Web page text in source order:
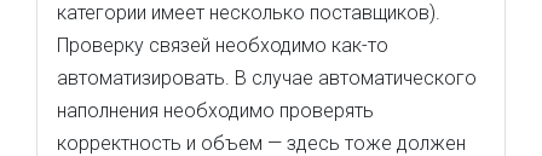
категории имеет несколько поставщиков).
Проверку связей необходимо как-то
автоматизировать. В случае автоматического
наполнения необходимо проверять
корректность и объем — здесь тоже должен